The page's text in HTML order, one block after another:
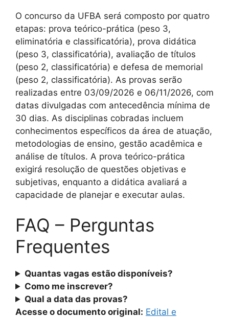
O concurso da UFBA será composto por quatro
etapas: prova teórico-prática (peso 3,
eliminatória e classificatória), prova didática
(peso 3, classificatória), avaliação de títulos
(peso 2, classificatória) e defesa de memorial
(peso 2, classificatória). As provas serão
realizadas entre 03/09/2026 e 06/11/2026, com
datas divulgadas com antecedência mínima de
30 dias. As disciplinas cobradas incluem
conhecimentos específicos da área de atuação,
metodologias de ensino, gestão acadêmica e
análise de títulos. A prova teórico-prática
exigirá resolução de questões objetivas e
subjetivas, enquanto a didática avaliará a
capacidade de planejar e executar aulas.
FAQ – Perguntas
Frequentes
Quantas vagas estão disponíveis?
Como me inscrever?
Qual a data das provas?
Acesse o documento original: Edital e